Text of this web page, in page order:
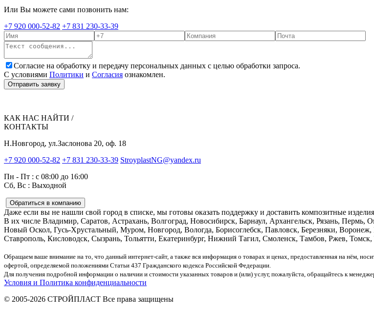
Или Вы можете сами позвонить нам:
+7 920 000-52-82 +7 831 230-33-39
Согласие на обработку и передачу персональных данных с целью обработки запроса.
С условиями Политики и Согласия ознакомлен.
Отправить заявку
КАК НАС НАЙТИ /
КОНТАКТЫ
Н.Новгород, ул.Заслонова 20, оф. 18
+7 920 000-52-82 +7 831 230-33-39 StroyplastNG@yandex.ru
Пн - Пт : с 08:00 до 16:00
Сб, Вс : Выходной
Обратиться в компанию
Даже если вы не нашли свой город в списке, мы готовы оказать поддержку и доставить композитные
В их числе Владимир, Саратов, Астрахань, Волгоград, Новосибирск, Барнаул, Архангельск, Рязань,
Новый Оскол, Гусь-Хрустальный, Муром, Новгород, Вологда, Борисоглебск, Павловск, Березняки,
Ставрополь, Кисловодск, Сызрань, Тольятти, Екатеринбург, Нижний Тагил, Смоленск, Тамбов, Ржев, Томск,
Обращаем ваше внимание на то, что данный интернет-сайт, а также вся информация о товарах и ценах, предоставленная на нём,
офертой, определяемой положениями Статьи 437 Гражданского кодекса Российской Федерации.
Для получения подробной информации о наличии и стоимости указанных товаров и (или) услуг, пожалуйста, обращайтесь к
Условия и Политика конфиденциальности
© 2005-2026 СТРОЙПЛАСТ Все права защищены